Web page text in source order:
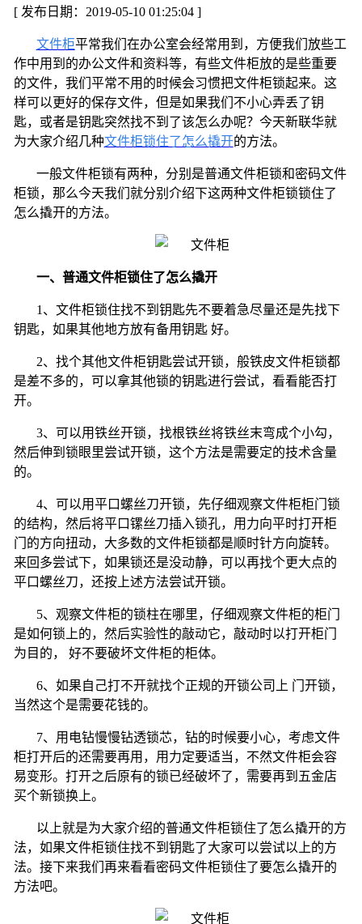
[ 发布日期：2019-05-10 01:25:04 ]
文件柜平常我们在办公室会经常用到，方便我们放些工
作中用到的办公文件和资料等，有些文件柜放的是些重要
的文件，我们平常不用的时候会习惯把文件柜锁起来。这
样可以更好的保存文件，但是如果我们不小心弄丢了钥
匙，或者是钥匙突然找不到了该怎么办呢？今天新联华就
为大家介绍几种文件柜锁住了怎么撬开的方法。
一般文件柜锁有两种，分别是普通文件柜锁和密码文件
柜锁，那么今天我们就分别介绍下这两种文件柜锁锁住了
怎么撬开的方法。
一、普通文件柜锁住了怎么撬开
1、文件柜锁住找不到钥匙先不要着急尽量还是先找下
钥匙，如果其他地方放有备用钥匙 好。
2、找个其他文件柜钥匙尝试开锁，般铁皮文件柜锁都
是差不多的，可以拿其他锁的钥匙进行尝试，看看能否打
开。
3、可以用铁丝开锁，找根铁丝将铁丝末弯成个小勾，
然后伸到锁眼里尝试开锁，这个方法是需要定的技术含量
的。
4、可以用平口螺丝刀开锁，先仔细观察文件柜柜门锁
的结构，然后将平口镙丝刀插入锁孔，用力向平时打开柜
门的方向扭动，大多数的文件柜锁都是顺时针方向旋转。
来回多尝试下，如果锁还是没动静，可以再找个更大点的
平口螺丝刀，还按上述方法尝试开锁。
5、观察文件柜的锁柱在哪里，仔细观察文件柜的柜门
是如何锁上的，然后实验性的敲动它，敲动时以打开柜门
为目的， 好不要破坏文件柜的柜体。
6、如果自己打不开就找个正规的开锁公司上 门开锁，
当然这个是需要花钱的。
7、用电钻慢慢钻透锁芯，钻的时候要小心，考虑文件
柜打开后的还需要再用，用力定要适当，不然文件柜会容
易变形。打开之后原有的锁已经破坏了，需要再到五金店
买个新锁换上。
以上就是为大家介绍的普通文件柜锁住了怎么撬开的方
法，如果文件柜锁住找不到钥匙了大家可以尝试以上的方
法。接下来我们再来看看密码文件柜锁住了要怎么撬开的
方法吧。